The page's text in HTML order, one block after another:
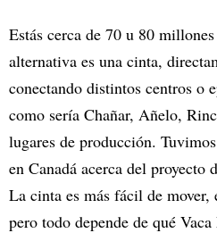
Estás cerca de 70 u 80
alternativa es una cinta,
conectando distintos centros o
como sería Chañar, Añelo,
lugares de producción.
en Canadá acerca del proyecto
La cinta es más fácil de
pero todo depende de qué